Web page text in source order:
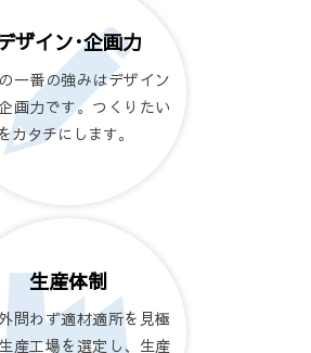
ザイン･企画力
一番の強みはデザイン
画力です。つくりたい
カタチにします。
生産体制
問わず適材適所を見極
産工場を選定し、生産